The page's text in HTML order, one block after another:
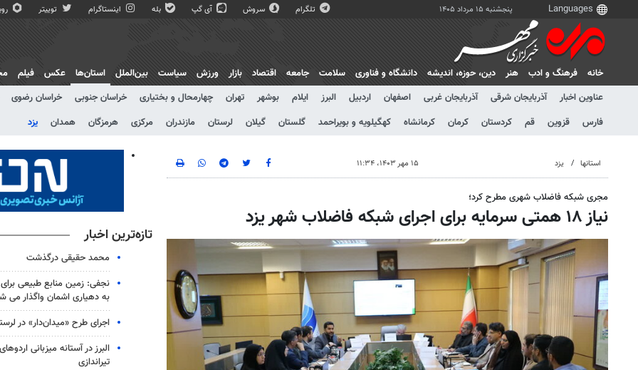
پنجشنبه ۱۵ مرداد ۱۴۰۵ تلگرام سروش آی گپ بله اینستاگرام توییتر
خانه فرهنگ و ادب هنر دين، حوزه، انديشه دانشگاه و فناوری سلامت جامعه اقتصاد بازار ورزش سیاست بین‌الملل
استان‌ها
عناوین اخبار
آذربایجان شرقی آذربایجان غربی اصفهان اردبیل البرز ایلام بوشهر تهران چهارمحال و بختیاری خراسان جنوبی خراسان رضوی
فارس
قزوین قم کردستان کرمان کرمانشاه کهگیلویه و بویراحمد گلستان گیلان لرستان مازندران مرکزی هرمزگان همدان یزد
عکس فیلم
استانها یزد ۱۵ مهر ۱۴۰۳، ۱۱:۳۴
مجری شبکه فاضلاب شهری مطرح کرد؛
نیاز ۱۸ همتی سرمایه برای اجرای شبکه فاضلاب شهر یزد
تازه‌ترین اخبار
محمد حقیقی درگذشت
نجفی: زمین منابع طبیعی
به دهیاری اشمان واگذار می
اجرای طرح «میدان‌دار» در
البرز در آستانه میزبانی
تیراندازی